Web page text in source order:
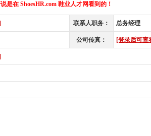
是在 ShoesHR.com 鞋业人才网看到的！
联系人职务： 总务经理
公司传真： [登录后可查